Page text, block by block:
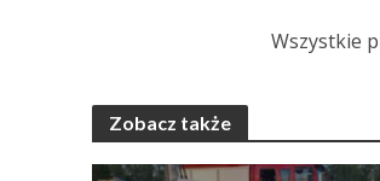
Wszystkie
Zobacz także